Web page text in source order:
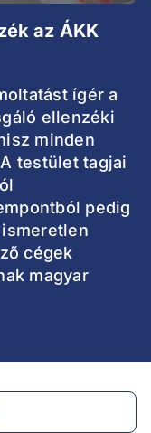
az ÁKK
ígér a
ellenzéki
minden
testület tagjai
pedig
cégek
magyar